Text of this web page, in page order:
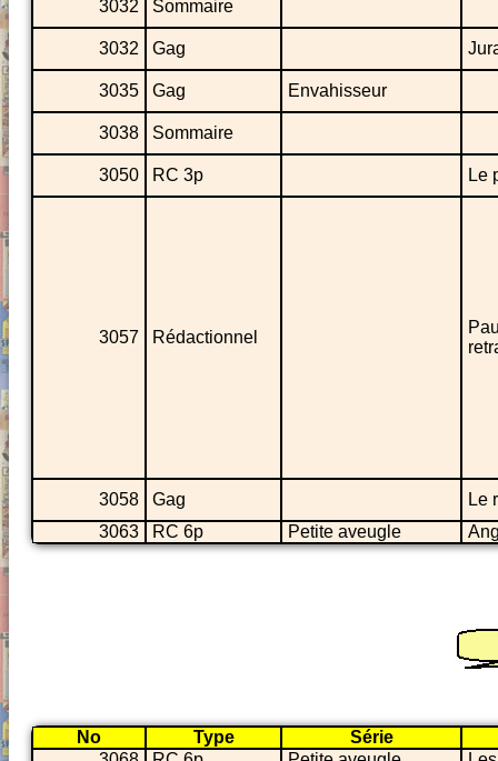
3032 Sommaire
3032 Gag
3035 Gag Envahisseur
3038 Sommaire
3050 RC 3p Le
3057 Rédactionnel
3058 Gag
Le
3063
RC 6p Petite aveugle
No Type
Série